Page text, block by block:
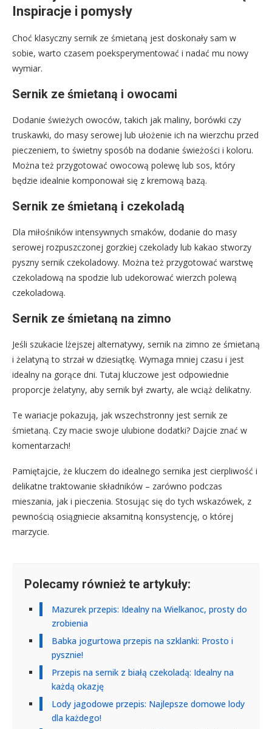
Inspiracje i pomysły
Choć klasyczny sernik ze śmietaną jest doskonały sam w
sobie, warto czasem poeksperymentować i nadać mu nowy
wymiar.
Sernik ze śmietaną i owocami
Dodanie świeżych owoców, takich jak maliny, borówki czy
truskawki, do masy serowej lub ułożenie ich na wierzchu przed
pieczeniem, to świetny sposób na dodanie świeżości i koloru.
Można też przygotować owocową polewę lub sos, który
będzie idealnie komponował się z kremową bazą.
Sernik ze śmietaną i czekoladą
Dla miłośników intensywnych smaków, dodanie do masy
serowej rozpuszczonej gorzkiej czekolady lub kakao stworzy
pyszny sernik czekoladowy. Można też przygotować warstwę
czekoladową na spodzie lub udekorować wierzch polewą
czekoladową.
Sernik ze śmietaną na zimno
Jeśli szukacie lżejszej alternatywy, sernik na zimno ze śmietaną
i żelatyną to strzał w dziesiątkę. Wymaga mniej czasu i jest
idealny na gorące dni. Tutaj kluczowe jest odpowiednie
proporcje żelatyny, aby sernik był zwarty, ale wciąż delikatny.
Te wariacje pokazują, jak wszechstronny jest sernik ze
śmietaną. Czy macie swoje ulubione dodatki? Dajcie znać w
komentarzach!
Pamiętajcie, że kluczem do idealnego sernika jest cierpliwość i
delikatne traktowanie składników – zarówno podczas
mieszania, jak i pieczenia. Stosując się do tych wskazówek, z
pewnością osiągniecie aksamitną konsystencję, o której
marzycie.
Polecamy również te artykuły:
Mazurek przepis: Idealny na Wielkanoc, prosty do
zrobienia
Babka jogurtowa przepis na szklanki: Prosto i
pysznie!
Przepis na sernik z białą czekoladą: Idealny na
każdą okazję
Lody jagodowe przepis: Najlepsze domowe lody
dla każdego!